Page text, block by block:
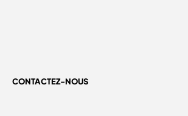
CONTACTEZ-NOUS